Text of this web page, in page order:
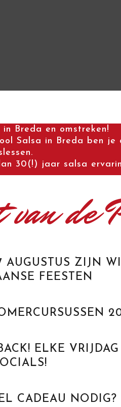
Breda en omstreken!
Salsa in Breda ben
30(!) jaar salsa
van
AUGUSTUS ZIJN
FEESTEN
ELKE
CADEAU